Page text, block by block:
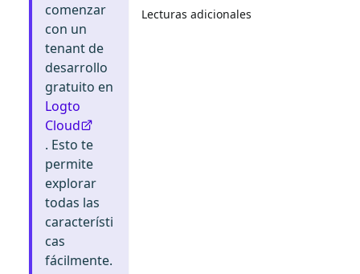
comenzar
con un
tenant de
desarrollo
gratuito en
Logto
Cloud
. Esto te
permite
explorar
todas las
característi
cas
fácilmente.
Lecturas adicionales